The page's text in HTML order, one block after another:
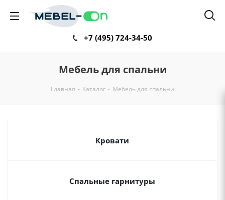
+7 (495) 724-34-50
Мебель для спальни
Главная - Каталог - Мебель для спальни
Кровати
Спальные гарнитуры